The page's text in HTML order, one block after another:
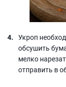
Укроп
обсушить
мелко
отправить в